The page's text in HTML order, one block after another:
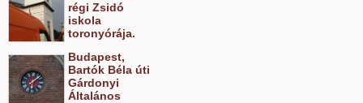
régi Zsidó
iskola
toronyórája.
Budapest,
Bartók Béla úti
Gárdonyi
Általános